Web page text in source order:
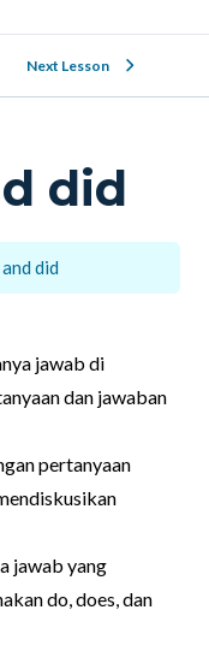
Next Lesson
did
did
jawab di
dan jawaban
pertanyaan
jawab yang
do, does, dan